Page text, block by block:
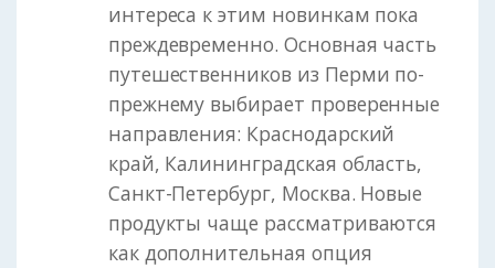
интереса к этим новинкам пока
преждевременно. Основная часть
путешественников из Перми по-
прежнему выбирает проверенные
направления: Краснодарский
край, Калининградская область,
Санкт-Петербург, Москва. Новые
продукты чаще рассматриваются
как дополнительная опция